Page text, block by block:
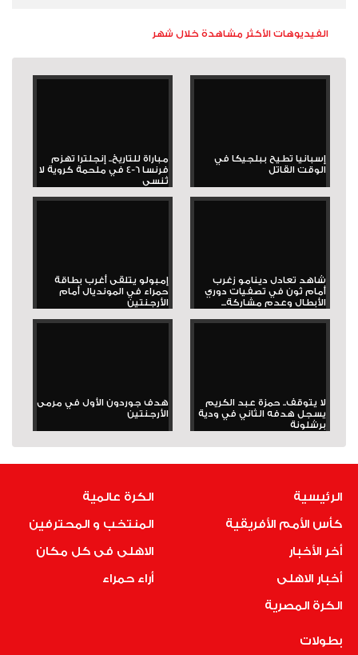
الفيديوهات الأكثر مشاهدة خلال شهر
إسبانيا تطيح ببلجيكا في
الوقت القاتل
مباراة للتاريخ.. إنجلترا تهزم
فرنسا 6-4 في ملحمة كروية لا
تُنسى
شاهد تعادل دينامو زغرب
أمام ثون في تصفيات دوري
الأبطال وعدم مشاركة...
إمبولو يتلقى أغرب بطاقة
حمراء في المونديال أمام
الأرجنتين
لا يتوقف.. حمزة عبد الكريم
يسجل هدفه الثاني في ودية
برشلونة
هدف جوردون الأول في مرمى
الأرجنتين
الرئيسية
كأس الأمم الأفريقية
أخر الأخبار
أخبار الاهلى
الكرة المصرية
الكرة عالمية
المنتخب و المحترفين
الاهلى فى كل مكان
أراء حمراء
بطولات